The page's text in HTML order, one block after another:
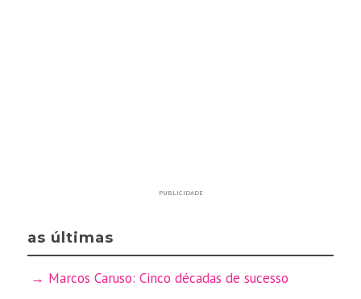
PUBLICIDADE
as últimas
Marcos Caruso: Cinco décadas de sucesso